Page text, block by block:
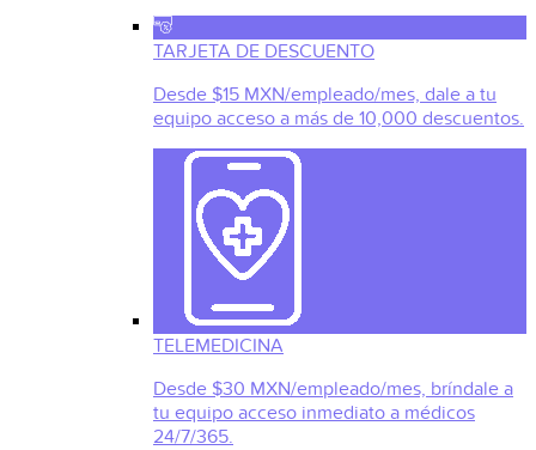
TARJETA DE DESCUENTO
Desde $15 MXN/empleado/mes, dale a tu
equipo acceso a más de 10,000 descuentos.
TELEMEDICINA
Desde $30 MXN/empleado/mes, bríndale a
tu equipo acceso inmediato a médicos
24/7/365.